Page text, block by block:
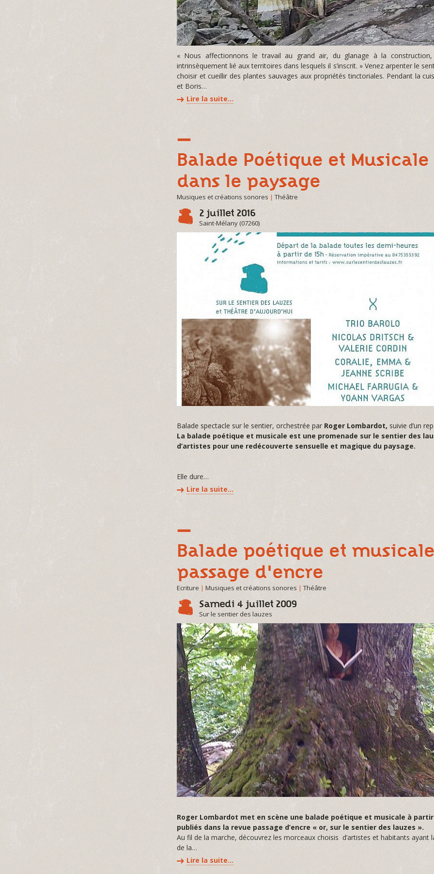
« Nous affectionnons le travail au grand air, du glanage à la
intrinsèquement lié aux territoires dans lesquels il s’inscrit. » Venez arpenter le
choisir et cueillir des plantes sauvages aux propriétés tinctoriales. Pendant la
et Boris…
Lire la suite…
Balade Poétique et
dans le paysage
Musiques et créations sonores | Théâtre
2 juillet 2016
Saint-Mélany (07260)
Balade spectacle sur le sentier, orchestrée par Roger Lombardot, suivie d’un
La balade poétique et musicale est une promenade sur le sentier des
d’artistes pour une redécouverte sensuelle et magique du paysage.
Elle dure…
Lire la suite…
Balade poétique et
passage d'encre
Ecriture | Musiques et créations sonores | Théâtre
Samedi 4 juillet 2009
Sur le sentier des lauzes
Roger Lombardot met en scène une balade poétique et musicale à
publiés dans la revue passage d’encre « or, sur le sentier des lauzes ».
Au fil de la marche, découvrez les morceaux choisis d’artistes et habitants ayant
de la…
Lire la suite…